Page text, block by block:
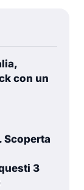
con un
Scoperta
3